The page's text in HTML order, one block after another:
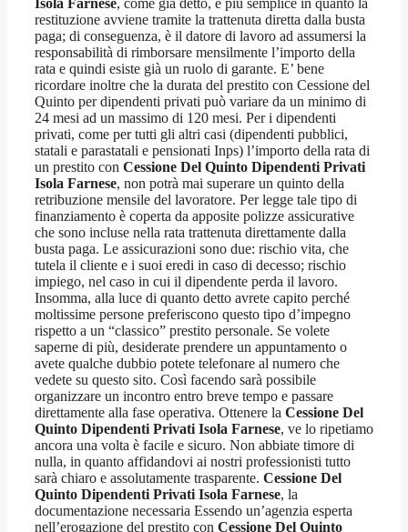
restituzione avviene tramite la trattenuta diretta dalla busta
paga; di conseguenza, è il datore di lavoro ad assumersi la
responsabilità di rimborsare mensilmente l’importo della
rata e quindi esiste già un ruolo di garante. E’ bene
ricordare inoltre che la durata del prestito con Cessione del
Quinto per dipendenti privati può variare da un minimo di
24 mesi ad un massimo di 120 mesi. Per i dipendenti
privati, come per tutti gli altri casi (dipendenti pubblici,
statali e parastatali e pensionati Inps) l’importo della rata di
un prestito con Cessione Del Quinto Dipendenti Privati
Isola Farnese, non potrà mai superare un quinto della
retribuzione mensile del lavoratore. Per legge tale tipo di
finanziamento è coperta da apposite polizze assicurative
che sono incluse nella rata trattenuta direttamente dalla
busta paga. Le assicurazioni sono due: rischio vita, che
tutela il cliente e i suoi eredi in caso di decesso; rischio
impiego, nel caso in cui il dipendente perda il lavoro.
Insomma, alla luce di quanto detto avrete capito perché
moltissime persone preferiscono questo tipo d’impegno
rispetto a un “classico” prestito personale. Se volete
saperne di più, desiderate prendere un appuntamento o
avete qualche dubbio potete telefonare al numero che
vedete su questo sito. Così facendo sarà possibile
organizzare un incontro entro breve tempo e passare
direttamente alla fase operativa. Ottenere la Cessione Del
Quinto Dipendenti Privati Isola Farnese, ve lo ripetiamo
ancora una volta è facile e sicuro. Non abbiate timore di
nulla, in quanto affidandovi ai nostri professionisti tutto
sarà chiaro e assolutamente trasparente. Cessione Del
Quinto Dipendenti Privati Isola Farnese, la
documentazione necessaria Essendo un’agenzia esperta
nell’erogazione del prestito con Cessione Del Quinto